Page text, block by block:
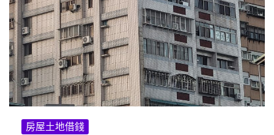
房屋土地借錢